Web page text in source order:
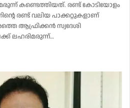
കണ്ടെത്തിയത്. രണ്ട് കോടിയോളം
രണ്ട് വലിയ പാക്കറ്റുകളാണ്
ആഫ്രിക്കന്‍ സ്വദേശി
ലഹരിമരുന്ന്…